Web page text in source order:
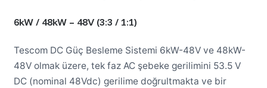
6kW / 48kW – 48V (3:3 / 1:1)
Tescom DC Güç Besleme Sistemi 6kW-48V ve 48kW-
48V olmak üzere, tek faz AC şebeke gerilimini 53.5 V
DC (nominal 48Vdc) gerilime doğrultmakta ve bir